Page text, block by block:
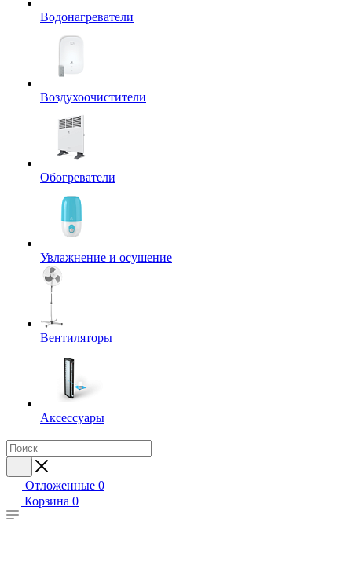
Водонагреватели
Воздухоочистители
Обогреватели
Увлажнение и осушение
Вентиляторы
Аксессуары
Отложенные 0
Корзина 0